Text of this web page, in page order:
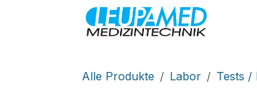
Zum Inhalt springen
Alle Produkte Labor Tests /